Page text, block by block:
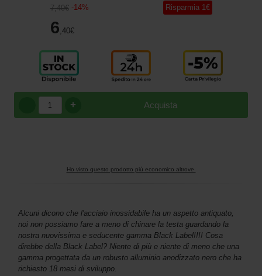
7,40€ -14%
6 ,40€
Risparmia 1€
Acquista
+
Ho visto questo prodotto più economico altrove.
Alcuni dicono che l'acciaio inossidabile ha un aspetto antiquato,
noi non possiamo fare a meno di chinare la testa guardando la
nostra nuovissima e seducente gamma Black Label!!!! Cosa
direbbe della Black Label? Niente di più e niente di meno che una
gamma progettata da un robusto alluminio anodizzato nero che ha
richiesto 18 mesi di sviluppo.